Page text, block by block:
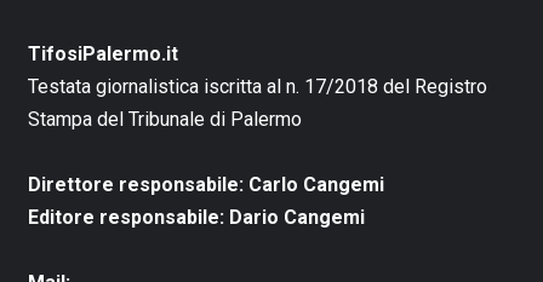
TifosiPalermo.it
Testata giornalistica iscritta al n. 17/2018 del Registro
Stampa del Tribunale di Palermo
Direttore responsabile: Carlo Cangemi
Editore responsabile: Dario Cangemi